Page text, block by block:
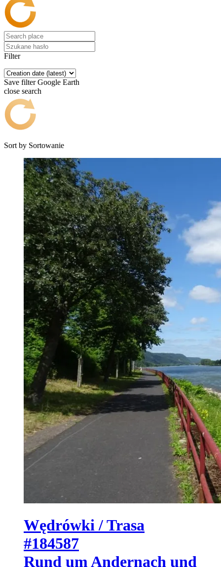
Filter
Save filter Google Earth
close search
Sort by Sortowanie
Wędrówki / Trasa
#184587
Rund um Andernach und